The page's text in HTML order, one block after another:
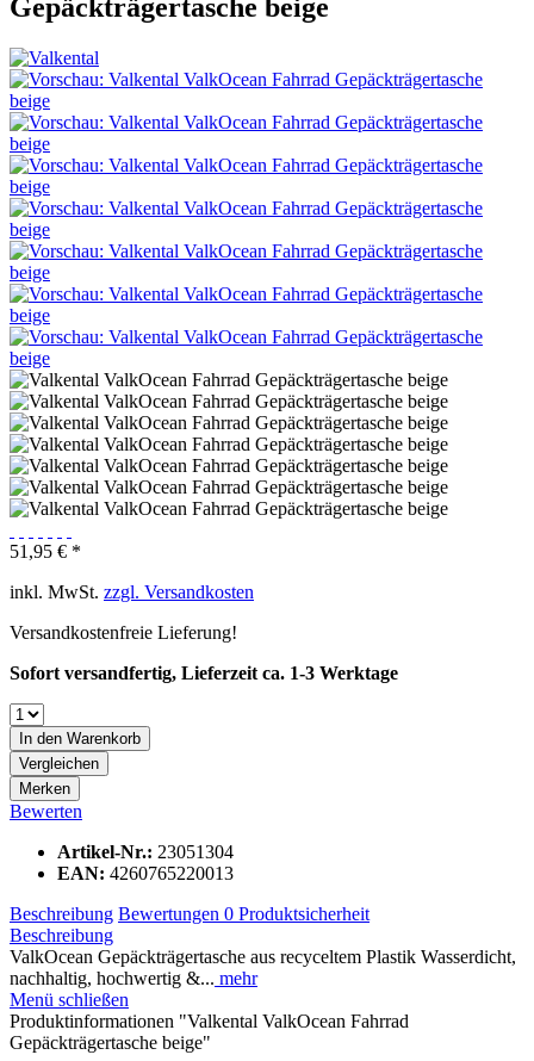
Gepäckträgertasche beige
51,95 € *
inkl. MwSt. zzgl. Versandkosten
Versandkostenfreie Lieferung!
Sofort versandfertig, Lieferzeit ca. 1-3 Werktage
In den Warenkorb
Vergleichen
Merken
Bewerten
Artikel-Nr.: 23051304
EAN: 4260765220013
Beschreibung Bewertungen 0 Produktsicherheit
Beschreibung
ValkOcean Gepäckträgertasche aus recyceltem Plastik Wasserdicht,
nachhaltig, hochwertig &... mehr
Menü schließen
Produktinformationen "Valkental ValkOcean Fahrrad
Gepäckträgertasche beige"